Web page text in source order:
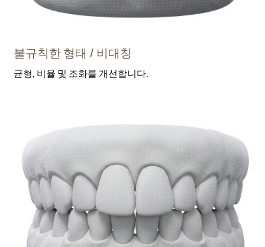
불규칙한 형태 / 비대칭
균형, 비율 및 조화를 개선합니다.